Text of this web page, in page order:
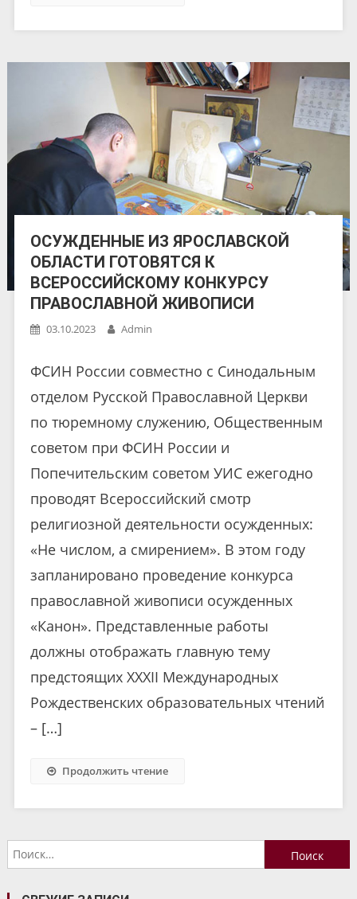
ОСУЖДЕННЫЕ ИЗ ЯРОСЛАВСКОЙ
ОБЛАСТИ ГОТОВЯТСЯ К
ВСЕРОССИЙСКОМУ КОНКУРСУ
ПРАВОСЛАВНОЙ ЖИВОПИСИ
03.10.2023 Admin
ФСИН России совместно с Синодальным
отделом Русской Православной Церкви
по тюремному служению, Общественным
советом при ФСИН России и
Попечительским советом УИС ежегодно
проводят Всероссийский смотр
религиозной деятельности осужденных:
«Не числом, а смирением». В этом году
запланировано проведение конкурса
православной живописи осужденных
«Канон». Представленные работы
должны отображать главную тему
предстоящих XXXII Международных
Рождественских образовательных чтений
– […]
Продолжить чтение
Найти: